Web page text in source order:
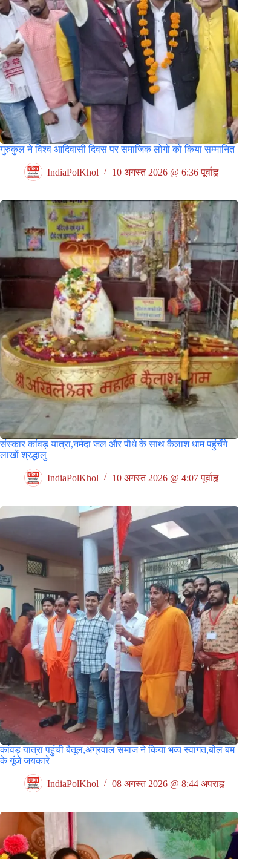
गुरुकुल ने विश्व आदिवासी दिवस पर समाजिक लोगो को किया सम्मानित
IndiaPolKhol 10 अगस्त 2026 @ 6:36 पूर्वाह्न
संस्कार कांवड़ यात्रा,नर्मदा जल और पौधे के साथ कैलाश धाम पहुंचेंगे
लाखों श्रद्धालु
IndiaPolKhol 10 अगस्त 2026 @ 4:07 पूर्वाह्न
कांवड़ यात्रा पहुंची बैतूल,अग्रवाल समाज ने किया भव्य स्वागत,बोल बम
के गूंजे जयकारे
IndiaPolKhol 08 अगस्त 2026 @ 8:44 अपराह्न